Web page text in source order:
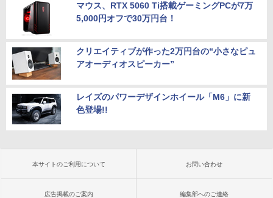
マウス、RTX 5060 Ti搭載ゲーミングPCが7万
5,000円オフで30万円台！
クリエイティブが作った2万円台の“小さなピュ
アオーディオスピーカー”
レイズのパワーデザインホイール「M6」に新
色登場!!
本サイトのご利用について お問い合わせ
広告掲載のご案内 編集部へのご連絡